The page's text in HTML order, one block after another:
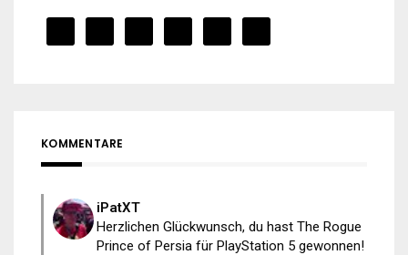
KOMMENTARE
iPatXT
Herzlichen Glückwunsch, du hast The Rogue
Prince of Persia für PlayStation 5 gewonnen!